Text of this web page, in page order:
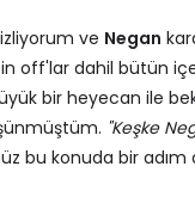
izliyorum ve Negan
off'lar dahil bütün
bir heyecan ile
"Keşke
bu konuda bir